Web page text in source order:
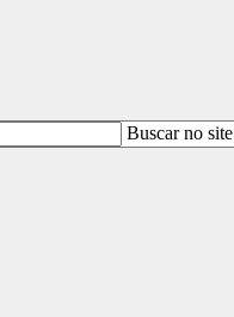
BuscarBuscar no site